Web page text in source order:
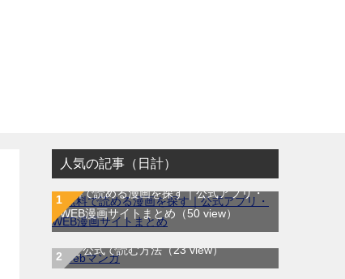
人気の記事（日計）
無料で読める漫画を探す｜公式アプリ・
WEB漫画サイトまとめ （50 view）
WEB漫画サイト一覧｜ブラウザで無料漫
画を公式で読む方法（23 view）
ラストイニング｜全44巻完結！サンデー